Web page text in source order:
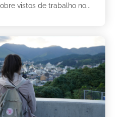
vistos de trabalho no...